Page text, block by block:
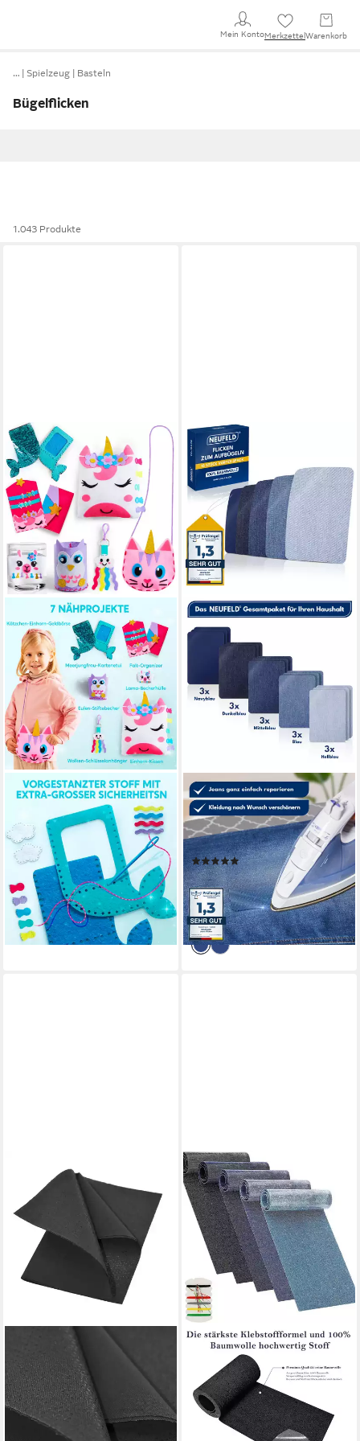
Mein KontoMerkzettel Warenkorb
… Spielzeug Basteln
Bügelflicken
1.043 Produkte
KLEVER KITS
Aufnäher Klever Kits Nähset
für Kinder ab 6,7,8,9,10+
Jahre, (7-tlg)
12,99 € UVP20,99 €
-38%
lieferbar - in 3-4 Werktagen bei dir
NEUFELD
Aufnäher Jeansflicken zum
Aufbügeln I 15 Stück I 5
Farben I Bügelflicken
(1)
8,99 € UVP 12,99 €
(0,60 €/ 1 Stk)
-31%
lieferbar - in 2-3 Werktagen bei dir